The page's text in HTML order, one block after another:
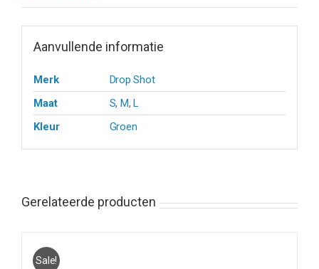
Aanvullende informatie
Merk
Drop Shot
Maat
S, M,L
Kleur
Groen
Gerelateerde producten
Sale!